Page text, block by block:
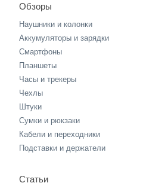
Обзоры
Наушники и колонки
Аккумуляторы и зарядки
Смартфоны
Планшеты
Часы и трекеры
Чехлы
Штуки
Сумки и рюкзаки
Кабели и переходники
Подставки и держатели
Статьи